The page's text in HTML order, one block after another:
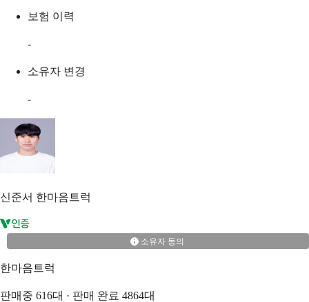
보험 이력
-
소유자 변경
-
신준서 한마음트럭
소유자 동의
한마음트럭
판매중 616대 · 판매 완료 4864대